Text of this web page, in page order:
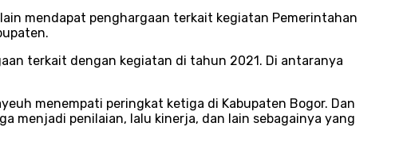
mendapat penghargaan terkait kegiatan Pemerintahan
terkait dengan kegiatan di tahun 2021. Di antaranya
menempati peringkat ketiga di Kabupaten Bogor. Dan
menjadi penilaian, lalu kinerja, dan lain sebagainya yang